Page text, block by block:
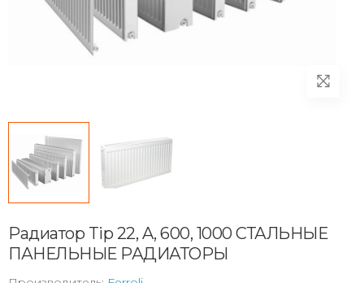
Радиатор Tip 22, A, 600, 1000 СТАЛЬНЫЕ
ПАНЕЛЬНЫЕ РАДИАТОРЫ